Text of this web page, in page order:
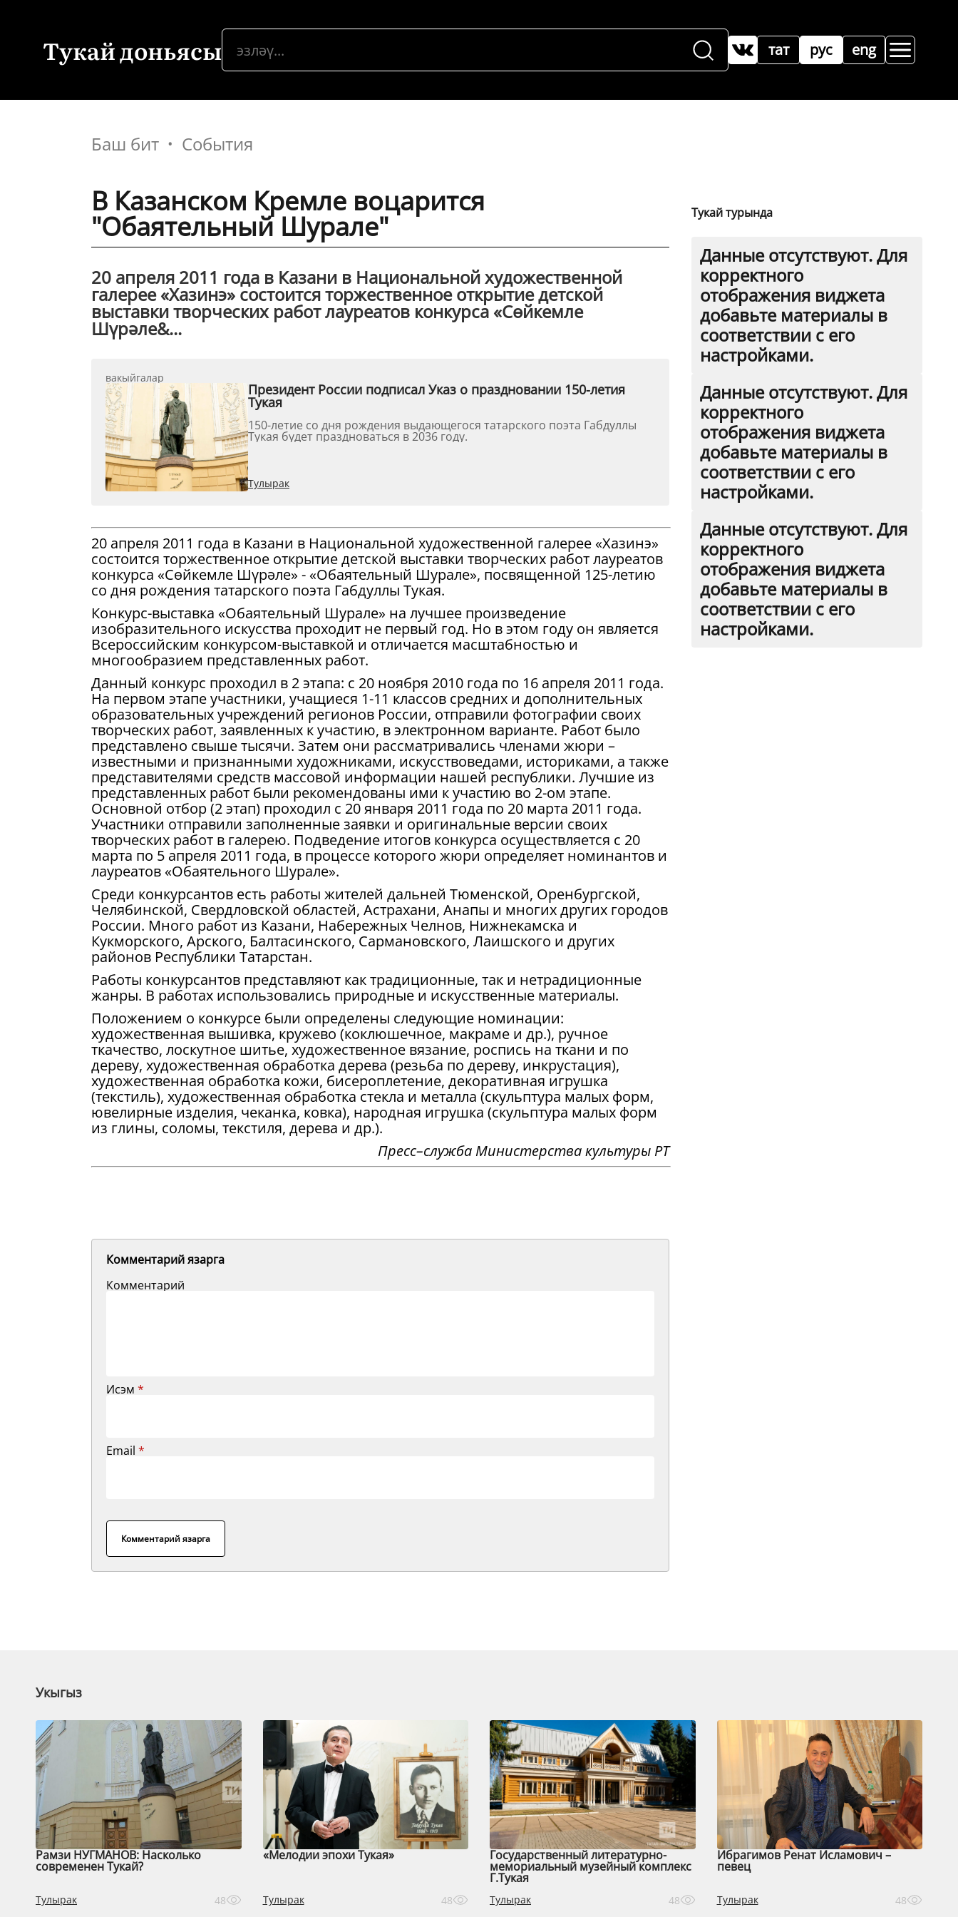
Тукай доньясы рус
тат eng
Баш бит События
В Казанском Кремле воцарится
"Обаятельный Шурале"
20 апреля 2011 года в Казани в Национальной художественной
галерее «Хазинэ» состоится торжественное открытие детской
выставки творческих работ лауреатов конкурса «Сөйкемле
Шүрәле&...
вакыйгалар
Президент России подписал Указ о праздновании 150-летия
Тукая
150-летие со дня рождения выдающегося татарского поэта Габдуллы
Тукая будет праздноваться в 2036 году.
Тулырак
20 апреля 2011 года в Казани в Национальной художественной галерее «Хазинэ»
состоится торжественное открытие детской выставки творческих работ лауреатов
конкурса «Сөйкемле Шүрәле» - «Обаятельный Шурале», посвященной 125-летию
со дня рождения татарского поэта Габдуллы Тукая.
Конкурс-выставка «Обаятельный Шурале» на лучшее произведение
изобразительного искусства проходит не первый год. Но в этом году он является
Всероссийским конкурсом-выставкой и отличается масштабностью и
многообразием представленных работ.
Данный конкурс проходил в 2 этапа: с 20 ноября 2010 года по 16 апреля 2011 года.
На первом этапе участники, учащиеся 1-11 классов средних и дополнительных
образовательных учреждений регионов России, отправили фотографии своих
творческих работ, заявленных к участию, в электронном варианте. Работ было
представлено свыше тысячи. Затем они рассматривались членами жюри –
известными и признанными художниками, искусствоведами, историками, а также
представителями средств массовой информации нашей республики. Лучшие из
представленных работ были рекомендованы ими к участию во 2-ом этапе.
Основной отбор (2 этап) проходил с 20 января 2011 года по 20 марта 2011 года.
Участники отправили заполненные заявки и оригинальные версии своих
творческих работ в галерею. Подведение итогов конкурса осуществляется с 20
марта по 5 апреля 2011 года, в процессе которого жюри определяет номинантов и
лауреатов «Обаятельного Шурале».
Среди конкурсантов есть работы жителей дальней Тюменской, Оренбургской,
Челябинской, Свердловской областей, Астрахани, Анапы и многих других городов
России. Много работ из Казани, Набережных Челнов, Нижнекамска и
Кукморского, Арского, Балтасинского, Сармановского, Лаишского и других
районов Республики Татарстан.
Работы конкурсантов представляют как традиционные, так и нетрадиционные
жанры. В работах использовались природные и искусственные материалы.
Положением о конкурсе были определены следующие номинации:
художественная вышивка, кружево (коклюшечное, макраме и др.), ручное
ткачество, лоскутное шитье, художественное вязание, роспись на ткани и по
дереву, художественная обработка дерева (резьба по дереву, инкрустация),
художественная обработка кожи, бисероплетение, декоративная игрушка
(текстиль), художественная обработка стекла и металла (скульптура малых форм,
ювелирные изделия, чеканка, ковка), народная игрушка (скульптура малых форм
из глины, соломы, текстиля, дерева и др.).
Пресс–служба Министерства культуры РТ
Комментарий язарга
Комментарий
Исэм *
Email *
Комментарий язарга
Тукай турында
Данные отсутствуют. Для
корректного
отображения виджета
добавьте материалы в
соответствии с его
настройками.
Данные отсутствуют. Для
корректного
отображения виджета
добавьте материалы в
соответствии с его
настройками.
Данные отсутствуют. Для
корректного
отображения виджета
добавьте материалы в
соответствии с его
настройками.
Укыгыз
Рамзи НУГМАНОВ: Насколько
современен Тукай?
Тулырак 48
«Мелодии эпохи Тукая»
Тулырак 48
Государственный литературно-
мемориальный музейный комплекс
Г.Тукая
Тулырак 48
Ибрагимов Ренат Исламович –
певец
Тулырак 48